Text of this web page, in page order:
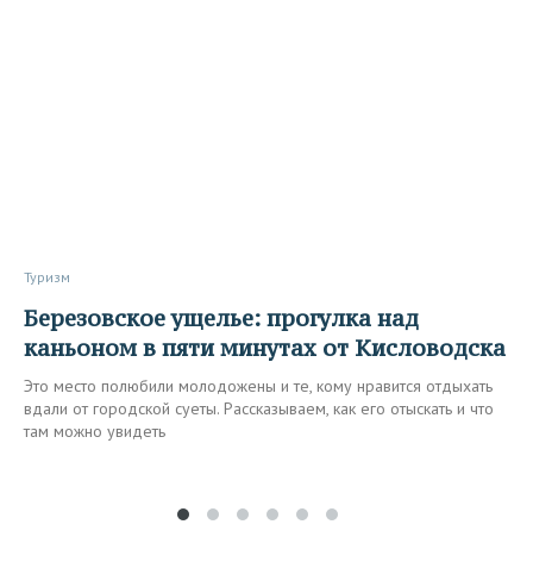
Туризм
Березовское ущелье: прогулка над
каньоном в пяти минутах от Кисловодска
Это место полюбили молодожены и те, кому нравится отдыхать
вдали от городской суеты. Рассказываем, как его отыскать и что
там можно увидеть